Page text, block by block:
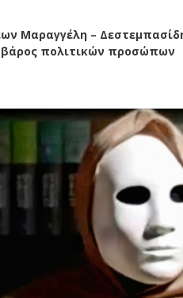
Μαραγγέλη –
βάρος πολιτικών προσώπων